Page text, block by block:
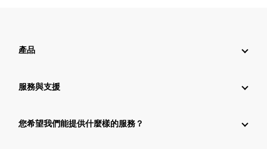
產品
服務與支援
您希望我們能提供什麼樣的服務？